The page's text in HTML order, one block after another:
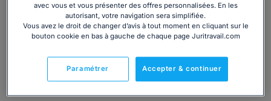
Consulter immédiatement
avec vous et vous présenter des offres personnalisées. En les
autorisant, votre navigation sera simplifiée.
Vous avez le droit de changer d’avis à tout moment en cliquant sur le
bouton cookie en bas à gauche de chaque page Juritravail.com
Accepter & continuer
Paramétrer